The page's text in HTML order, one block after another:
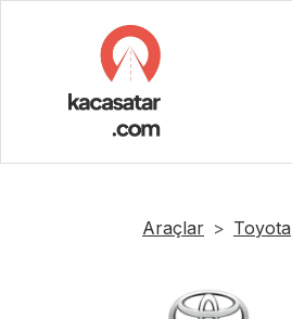
Araçlar Toyota